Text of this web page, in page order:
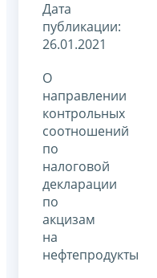
Дата
публикации:
26.01.2021
О
направлении
контрольных
соотношений
по
налоговой
декларации
по
акцизам
на
нефтепродукты